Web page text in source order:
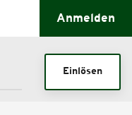
Anmelden
Einlösen